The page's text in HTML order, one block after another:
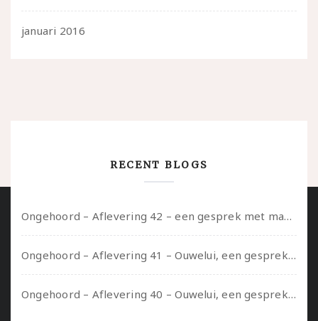
januari 2016
RECENT BLOGS
Ongehoord – Aflevering 42 – een gesprek met marijn over seksueel opbloeien, het ouderschap uitvinden en verschillende leeftijden in je mee dragen
Ongehoord – Aflevering 41 – Ouwelui, een gesprek met Marcelle over polyamorie op latere leeftijd, (mantel)zorg voor je partners en seksueel plezier.
Ongehoord – Aflevering 40 – Ouwelui, een gesprek met Sadie Lune over vormende relaties en de geschiedenis van de queer pornobeweging